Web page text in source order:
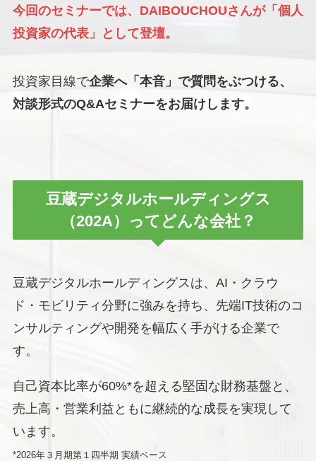
今回のセミナーでは、DAIBOUCHOUさんが「個人
投資家の代表」として登壇。
投資家目線で企業へ「本音」で質問をぶつける、
対談形式のQ&Aセミナーをお届けします。
豆蔵デジタルホールディングス
（202A）ってどんな会社？
豆蔵デジタルホールディングスは、AI・クラウ
ド・モビリティ分野に強みを持ち、先端IT技術のコ
ンサルティングや開発を幅広く手がける企業で
す。
自己資本比率が60%*を超える堅固な財務基盤と、
売上高・営業利益ともに継続的な成長を実現して
います。
*2026年３月期第１四半期 実績ベース